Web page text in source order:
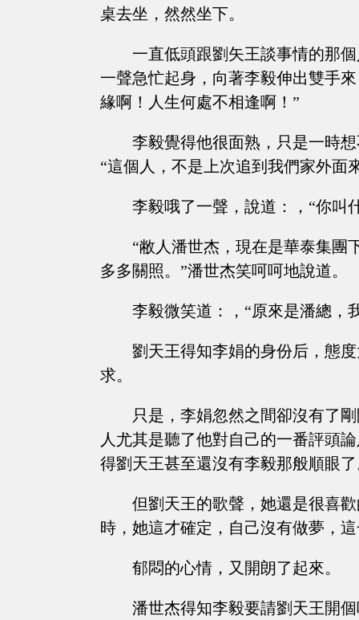
桌去坐，然然坐下。
一直低頭跟劉矢王談事情的那
一聲急忙起身，向著李毅伸出雙手
緣啊！人生何處不相逢啊！”
李毅覺得他很面熟，只是一時
“這個人，不是上次追到我們家外面
李毅哦了一聲，說道：，“你叫
“敝人潘世杰，現在是華泰集團
多多關照。”潘世杰笑呵呵地說道。
李毅微笑道：，“原來是潘總，
劉天王得知李娟的身份后，態
求。
只是，李娟忽然之間卻沒有了
人尤其是聽了他對自己的一番評頭
得劉天王甚至還沒有李毅那般順眼
但劉天王的歌聲，她還是很喜
時，她這才確定，自己沒有做夢，
郁悶的心情，又開朗了起來。
潘世杰得知李毅要請劉天王開